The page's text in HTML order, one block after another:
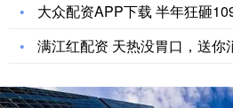
大众配资APP下载 半年狂砸
满江红配资 天热没胃口，送你消